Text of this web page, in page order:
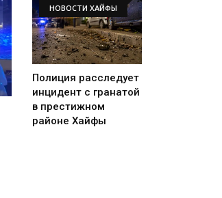
НОВОСТИ ХАЙФЫ
Полиция расследует
инцидент с гранатой
в престижном
районе Хайфы